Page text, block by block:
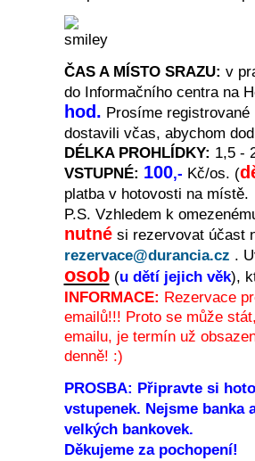
ČAS A MÍSTO SRAZU: v
do Informačního centra na
hod. Prosíme
dostavili včas, abychom
DÉLKA PROHLÍDKY: 1,5 -
VSTUPNÉ: 100,- Kč/os. (
platba v hotovosti na místě.
P.S. Vzhledem k
nutnési rezervovat účast
rezervace@durancia.cz .
osob(u dětí jejich věk),
INFORMACE: Rezervace
emailů!!! Proto se může
emailu, je termín už
denně! :)
PROSBA: Připravte si
vstupenek. Nejsme banka
velkých bankovek.
Děkujeme za pochopení!